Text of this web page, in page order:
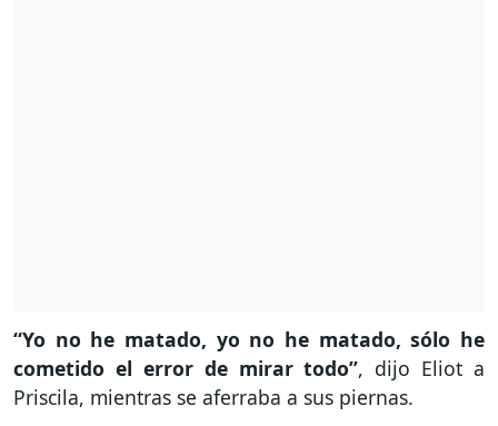
“Yo no he matado, yo no he matado, sólo he
cometido el error de mirar todo”, dijo Eliot a
Priscila, mientras se aferraba a sus piernas.